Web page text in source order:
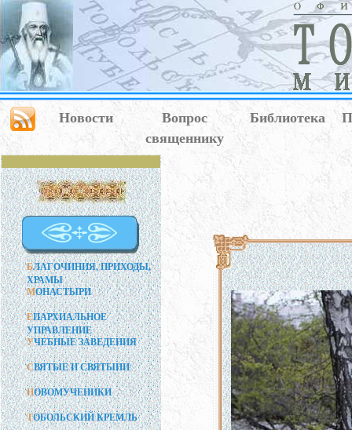
Новости
Вопрос
священнику
Библиотека
БЛАГОЧИНИЯ, ПРИХОДЫ,
ХРАМЫ
МОНАСТЫРИ
ЕПАРХИАЛЬНОЕ
УПРАВЛЕНИЕ
УЧЕБНЫЕ ЗАВЕДЕНИЯ
СВЯТЫЕ И СВЯТЫНИ
НОВОМУЧЕНИКИ
ТОБОЛЬСКИЙ КРЕМЛЬ